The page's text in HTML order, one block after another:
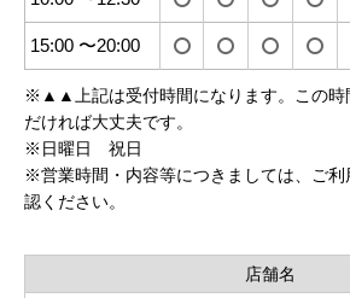
15:00 〜20:00
※ ▲▲上記は受付時間になります。この時
だければ大丈夫です。
※ 日曜日 祝日
※営業時間・内容等につきましては、ご
認ください。
店舗名